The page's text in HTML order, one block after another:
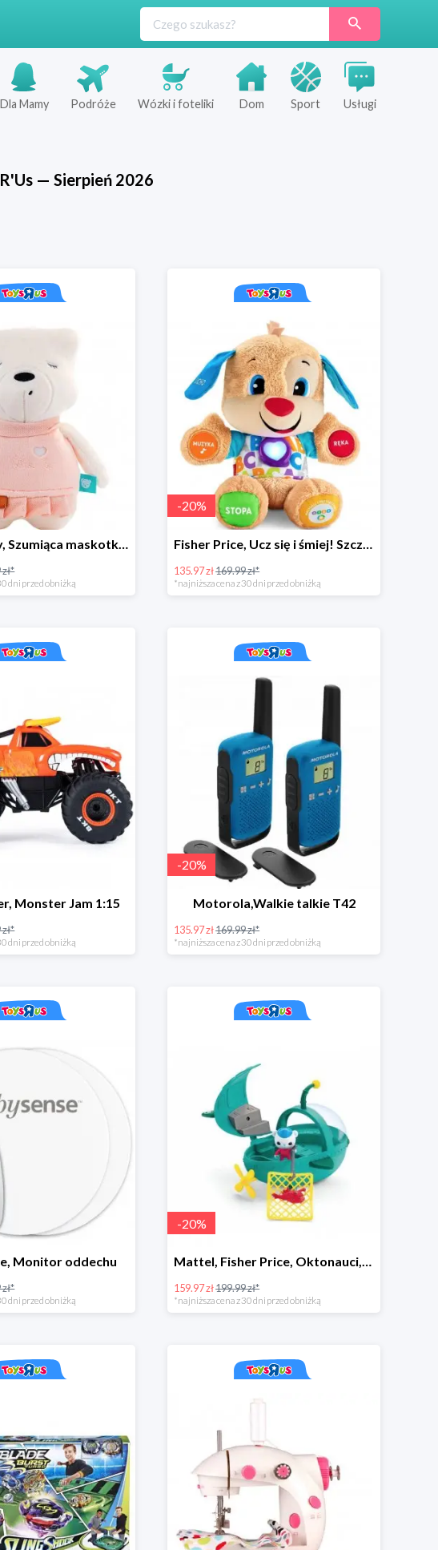
Dla Mamy Podróże Wózki i foteliki Dom Sport Usługi
— Sierpień 2026
Szumiś, Suzy, Szumiąca maskotka z czujnikiem snu
dni przed obniżką
-20%
Fisher Price, Ucz się i śmiej! Szczeniaczek Uczniaczek "Poziomy Nauki"
135.97 zł169.99 zł*
*najniższa cena z 30 dni przed obniżką
Monster Jam 1:15
dni przed obniżką
-20%
Motorola,Walkie talkie T42
135.97 zł169.99 zł*
*najniższa cena z 30 dni przed obniżką
Monitor oddechu
dni przed obniżką
-20%
Mattel, Fisher Price, Oktonauci, Pojazd ratunkowy pływak
159.97 zł199.99 zł*
*najniższa cena z 30 dni przed obniżką